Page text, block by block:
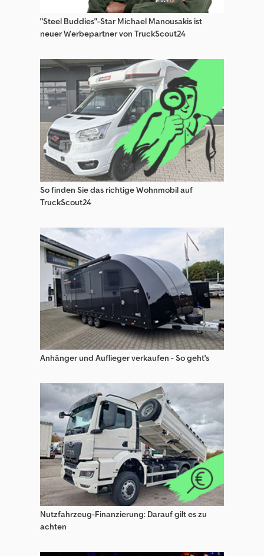
Sonstige Lkw Teile & Zubehör
Sonstige Pferdetransporter / Viehtransporter
Sonstige Viehtransporter
Sonstige Wohnmobile / Lkw Wohnmobile
Wohnmobile / Lkw Wohnmobile
"Steel Buddies"-Star Michael Manousakis ist
neuer Werbepartner von TruckScout24
So finden Sie das richtige Wohnmobil auf
TruckScout24
Anhänger und Auflieger verkaufen - So geht's
Nutzfahrzeug-Finanzierung: Darauf gilt es zu
achten